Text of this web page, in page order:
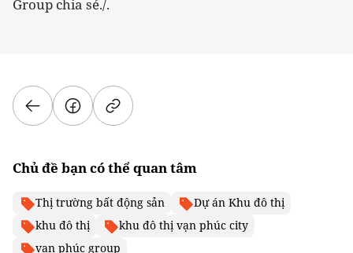
Group chia sẻ./.
Chủ đề bạn có thể quan tâm
Thị trường bất động sản
Dự án Khu đô thị
khu đô thị
khu đô thị vạn phúc city
vạn phúc group